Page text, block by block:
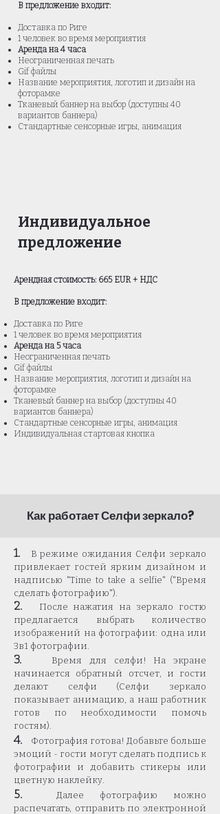
В предложение входит:
Доставка по Риге
1 человек во время мероприятия
Аренда на 4 часа
Неограниченная печать
Gif файлы
Название мероприятия, логотип и дизайн на
фоторамке
Тканевый баннер на выбор (доступны 40
вариантов баннера)
Стандартные сенсорные игры, анимация
Индивидуальное
предложение
Арендная стоимость: 665 EUR + НДС
В предложение входит:
Доставка по Риге
1 человек во время мероприятия
Аренда на 5 часа
Неограниченная печать
Gif файлы
Название мероприятия, логотип и дизайн на
фоторамке
Тканевый баннер на выбор (доступны 40
вариантов баннера)
Стандартные сенсорные игры, анимация
Индивидуальная стартовая кнопка
Как работает Селфи зеркало?
1.
В режиме ожидания Селфи зеркало
привлекает гостей ярким дизайном и
надписью "Time to take a selfie" ("Время
сделать фотографию").
2.
После нажатия на зеркало гостю
предлагается выбрать количество
изображений на фотографии: одна или
3в1 фотографии.
3.
Время для селфи! На экране
начинается обратный отсчет, и гости
делают селфи (Селфи зеркало
показывает анимацию, а наш работник
готов по необходимости помочь
гостям).
4.
Фотография готова! Добавьте больше
эмоций - гости могут сделать подпись к
фотографии и добавить стикеры или
цветную наклейку.
5.
Далее фотографию можно
распечатать, отправить по электронной